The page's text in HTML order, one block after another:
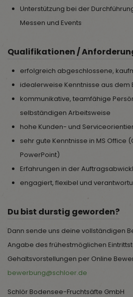
Unterstützung bei der
Messen und Events
Qualifikationen /
erfolgreich abgeschlossene,
idealerweise Kenntnisse aus
kommunikative, teamfähige
selbständigen Arbeitsweise
hohe Kunden- und
sehr gute Kenntnisse in MS Office
PowerPoint)
Erfahrungen in der
engagiert, flexibel und
Du bist durstig geworden?
Dann sende uns deine vollständigen
Angabe des frühestmöglichen
Gehaltsvorstellungen per Online
bewerbung@schloer.de
Schlör Bodensee-Fruchtsäfte GmbH